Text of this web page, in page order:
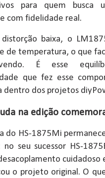
para quem busca
com fidelidade real.
baixa, o
de temperatura, o que
É esse
que fez esse
dentro dos projetos
na edição
do HS-1875Mi
no seu sucessor HS-
o projeto original. O